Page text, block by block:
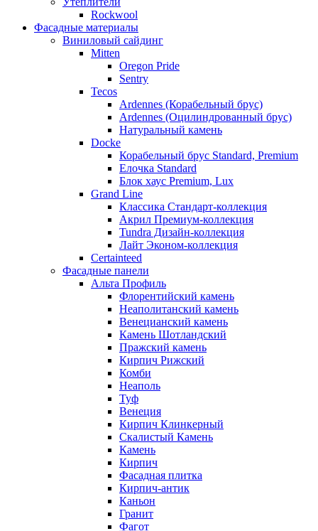
Rockwool
Фасадные материалы
Виниловый сайдинг
Mitten
Oregon Pride
Sentry
Tecos
Ardennes (Корабельный брус)
Ardennes (Оцилиндрованный брус)
Натуральный камень
Docke
Корабельный брус Standard, Premium
Елочка Standard
Блок хаус Premium, Lux
Grand Line
Классика Стандарт-коллекция
Акрил Премиум-коллекция
Tundra Дизайн-коллекция
Лайт Эконом-коллекция
Certainteed
Фасадные панели
Альта Профиль
Флорентийский камень
Неаполитанский камень
Венецианский камень
Камень Шотландский
Пражский камень
Кирпич Рижский
Комби
Неаполь
Туф
Венеция
Кирпич Клинкерный
Скалистый Камень
Камень
Кирпич
Фасадная плитка
Кирпич-антик
Каньон
Гранит
Фагот